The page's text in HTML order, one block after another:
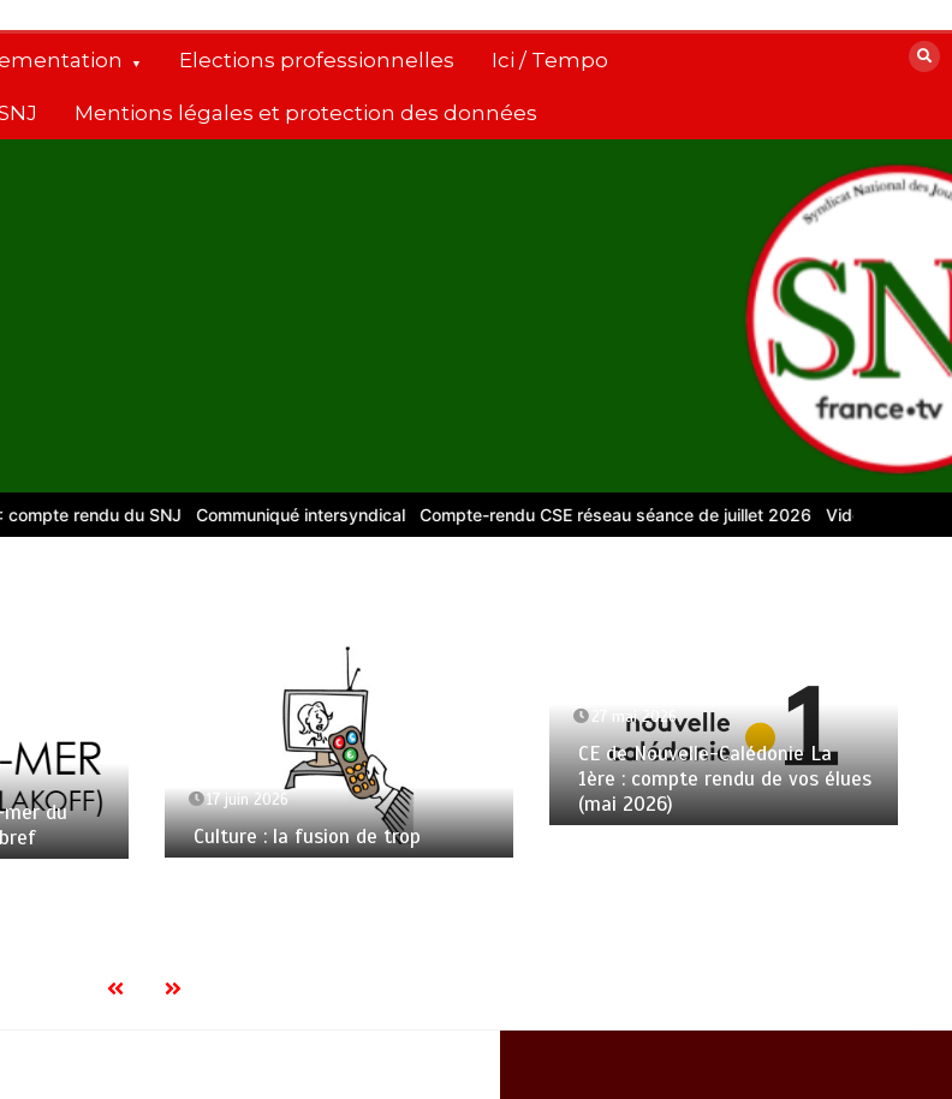
Elections professionnelles Ici / Tempo
Mentions légales et protection des données
rendu du SNJ Communiqué intersyndical Compte-rendu CSE réseau séance de juillet 2026 Vidéos pour le
mer du
17 juin 2026
Culture : la fusion de trop
27 mai 2026
CE de Nouvelle-Calédonie La
1ère : compte rendu de vos élues
(mai 2026)